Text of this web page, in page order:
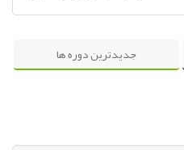
جدیدترین دوره ها